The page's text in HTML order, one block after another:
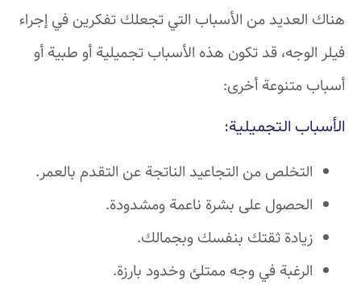
من الأسباب التي تجعلك تفكرين في إجراء
قد تكون هذه الأسباب تجميلية أو طبية أو
أخرى:
التجميلية:
من التجاعيد الناتجة عن التقدم بالعمر.
على بشرة ناعمة ومشدودة.
ثقتك بنفسك وبجمالك.
في وجه ممتلئ وخدود بارزة.